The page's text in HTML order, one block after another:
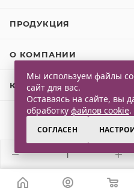
ПРОДУКЦИЯ
О КОМПАНИИ
КЛИЕНТАМ
Мы используем файлы
сайт для вас.
Оставаясь на сайте, вы
обработку файлов cookie.
СОГЛАСЕН